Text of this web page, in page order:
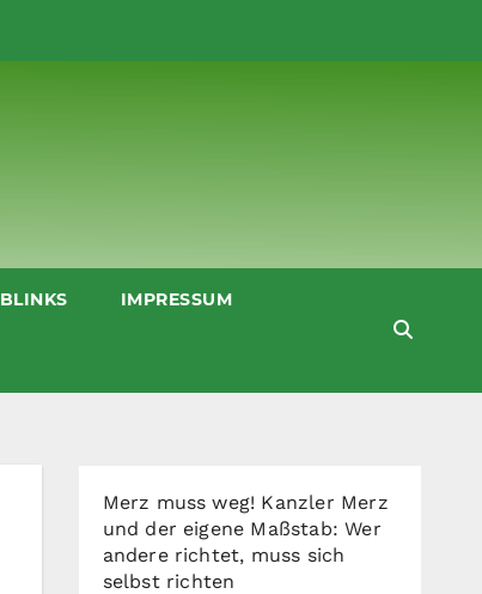
IMPRESSUM
Merz muss weg! Kanzler Merz
und der eigene Maßstab: Wer
andere richtet, muss sich
selbst richten